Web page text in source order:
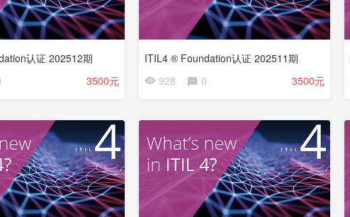
认证 202512期
3500元
ITIL4 ® Foundation认证 202511期
928
0 3500元